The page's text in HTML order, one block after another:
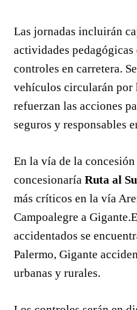
Las jornadas incluirán
actividades
controles en carretera.
vehículos circularán por
refuerzan las acciones
seguros y responsables
En la vía de la
concesionaría Ruta al
más críticos en la vía
Campoalegre a
accidentados se
Palermo, Gigante
urbanas y rurales.